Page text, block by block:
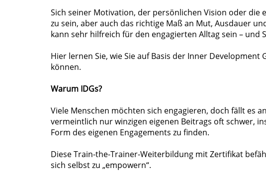
Sich seiner Motivation, der persönlichen Vision oder die
zu sein, aber auch das richtige Maß an Mut, Ausdauer
kann sehr hilfreich für den engagierten Alltag sein – und
Hier lernen Sie, wie Sie auf Basis der Inner
können.
Warum IDGs?
Viele Menschen möchten sich engagieren, doch fällt es
vermeintlich nur winzigen eigenen Beitrags oft schwer,
Form des eigenen Engagements zu finden.
Diese Train-the-Trainer-Weiterbildung mit Zertifikat
sich selbst zu „empowern“.